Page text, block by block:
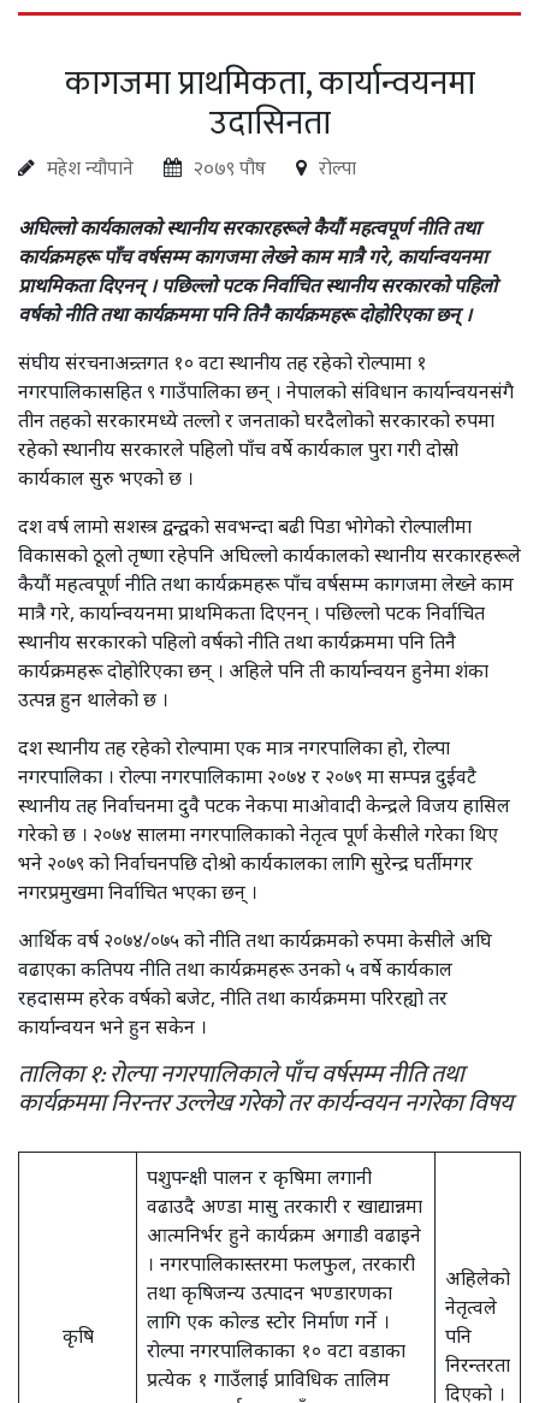
कागजमा प्राथमिकता, कार्यान्वयनमा
उदासिनता
महेश न्यौपाने २०७९ पौष रोल्पा
अघिल्लो कार्यकालको स्थानीय सरकारहरूले कैयौं महत्वपूर्ण नीति तथा
कार्यक्रमहरू पाँच वर्षसम्म कागजमा लेख्ने काम मात्रै गरे, कार्यान्वयनमा
प्राथमिकता दिएनन् । पछिल्लो पटक निर्वाचित स्थानीय सरकारको पहिलो
वर्षको नीति तथा कार्यक्रममा पनि तिनै कार्यक्रमहरू दोहोरिएका छन् ।
संघीय संरचनाअन्र्तगत १० वटा स्थानीय तह रहेको रोल्पामा १
नगरपालिकासहित ९ गाउँपालिका छन् । नेपालको संविधान कार्यान्वयनसंगै
तीन तहको सरकारमध्ये तल्लो र जनताको घरदैलोको सरकारको रुपमा
रहेको स्थानीय सरकारले पहिलो पाँच वर्षे कार्यकाल पुरा गरी दोस्रो
कार्यकाल सुरु भएको छ ।
दश वर्ष लामो सशस्त्र द्वन्द्वको सवभन्दा बढी पिडा भोगेको रोल्पालीमा
विकासको ठूलो तृष्णा रहेपनि अघिल्लो कार्यकालको स्थानीय सरकारहरूले
कैयौं महत्वपूर्ण नीति तथा कार्यक्रमहरू पाँच वर्षसम्म कागजमा लेख्ने काम
मात्रै गरे, कार्यान्वयनमा प्राथमिकता दिएनन् । पछिल्लो पटक निर्वाचित
स्थानीय सरकारको पहिलो वर्षको नीति तथा कार्यक्रममा पनि तिनै
कार्यक्रमहरू दोहोरिएका छन् । अहिले पनि ती कार्यान्वयन हुनेमा शंका
उत्पन्न हुन थालेको छ ।
दश स्थानीय तह रहेको रोल्पामा एक मात्र नगरपालिका हो, रोल्पा
नगरपालिका । रोल्पा नगरपालिकामा २०७४ र २०७९ मा सम्पन्न दुईवटै
स्थानीय तह निर्वाचनमा दुवै पटक नेकपा माओवादी केन्द्रले विजय हासिल
गरेको छ । २०७४ सालमा नगरपालिकाको नेतृत्व पूर्ण केसीले गरेका थिए
भने २०७९ को निर्वाचनपछि दोश्रो कार्यकालका लागि सुरेन्द्र घर्तीमगर
नगरप्रमुखमा निर्वाचित भएका छन् ।
आर्थिक वर्ष २०७४/०७५ को नीति तथा कार्यक्रमको रुपमा केसीले अघि
वढाएका कतिपय नीति तथा कार्यक्रमहरू उनको ५ वर्षे कार्यकाल
रहदासम्म हरेक वर्षको बजेट, नीति तथा कार्यक्रममा परिरह्यो तर
कार्यान्वयन भने हुन सकेन ।
तालिका १: रोल्पा नगरपालिकाले पाँच वर्षसम्म नीति तथा
कार्यक्रममा निरन्तर उल्लेख गरेको तर कार्यन्वयन नगरेका विषय
कृषि
पशुपन्क्षी पालन र कृषिमा लगानी
वढाउदै अण्डा मासु तरकारी र खाद्यान्नमा
आत्मनिर्भर हुने कार्यक्रम अगाडी वढाइने
। नगरपालिकास्तरमा फलफुल, तरकारी
तथा कृषिजन्य उत्पादन भण्डारणका
लागि एक कोल्ड स्टोर निर्माण गर्ने ।
रोल्पा नगरपालिकाका १० वटा वडाका
प्रत्येक १ गाउँलाई प्राविधिक तालिम
अहिलेको
नेतृत्वले
पनि
निरन्तरता
दिएको ।